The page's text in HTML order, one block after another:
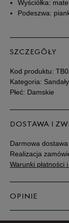
40 26 cm
41 26,5
41,5 27
Podane
Wyściółka:
Podeszwa:
SZCZEGÓŁY
Kod produktu:
Kategoria: Sandały
Płeć: Damskie
DOSTAWA I
Darmowa dostawa
Realizacja
Warunki płatności
OPINIE